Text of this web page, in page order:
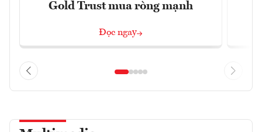
Gold Trust mua ròng mạnh
Đọc ngay